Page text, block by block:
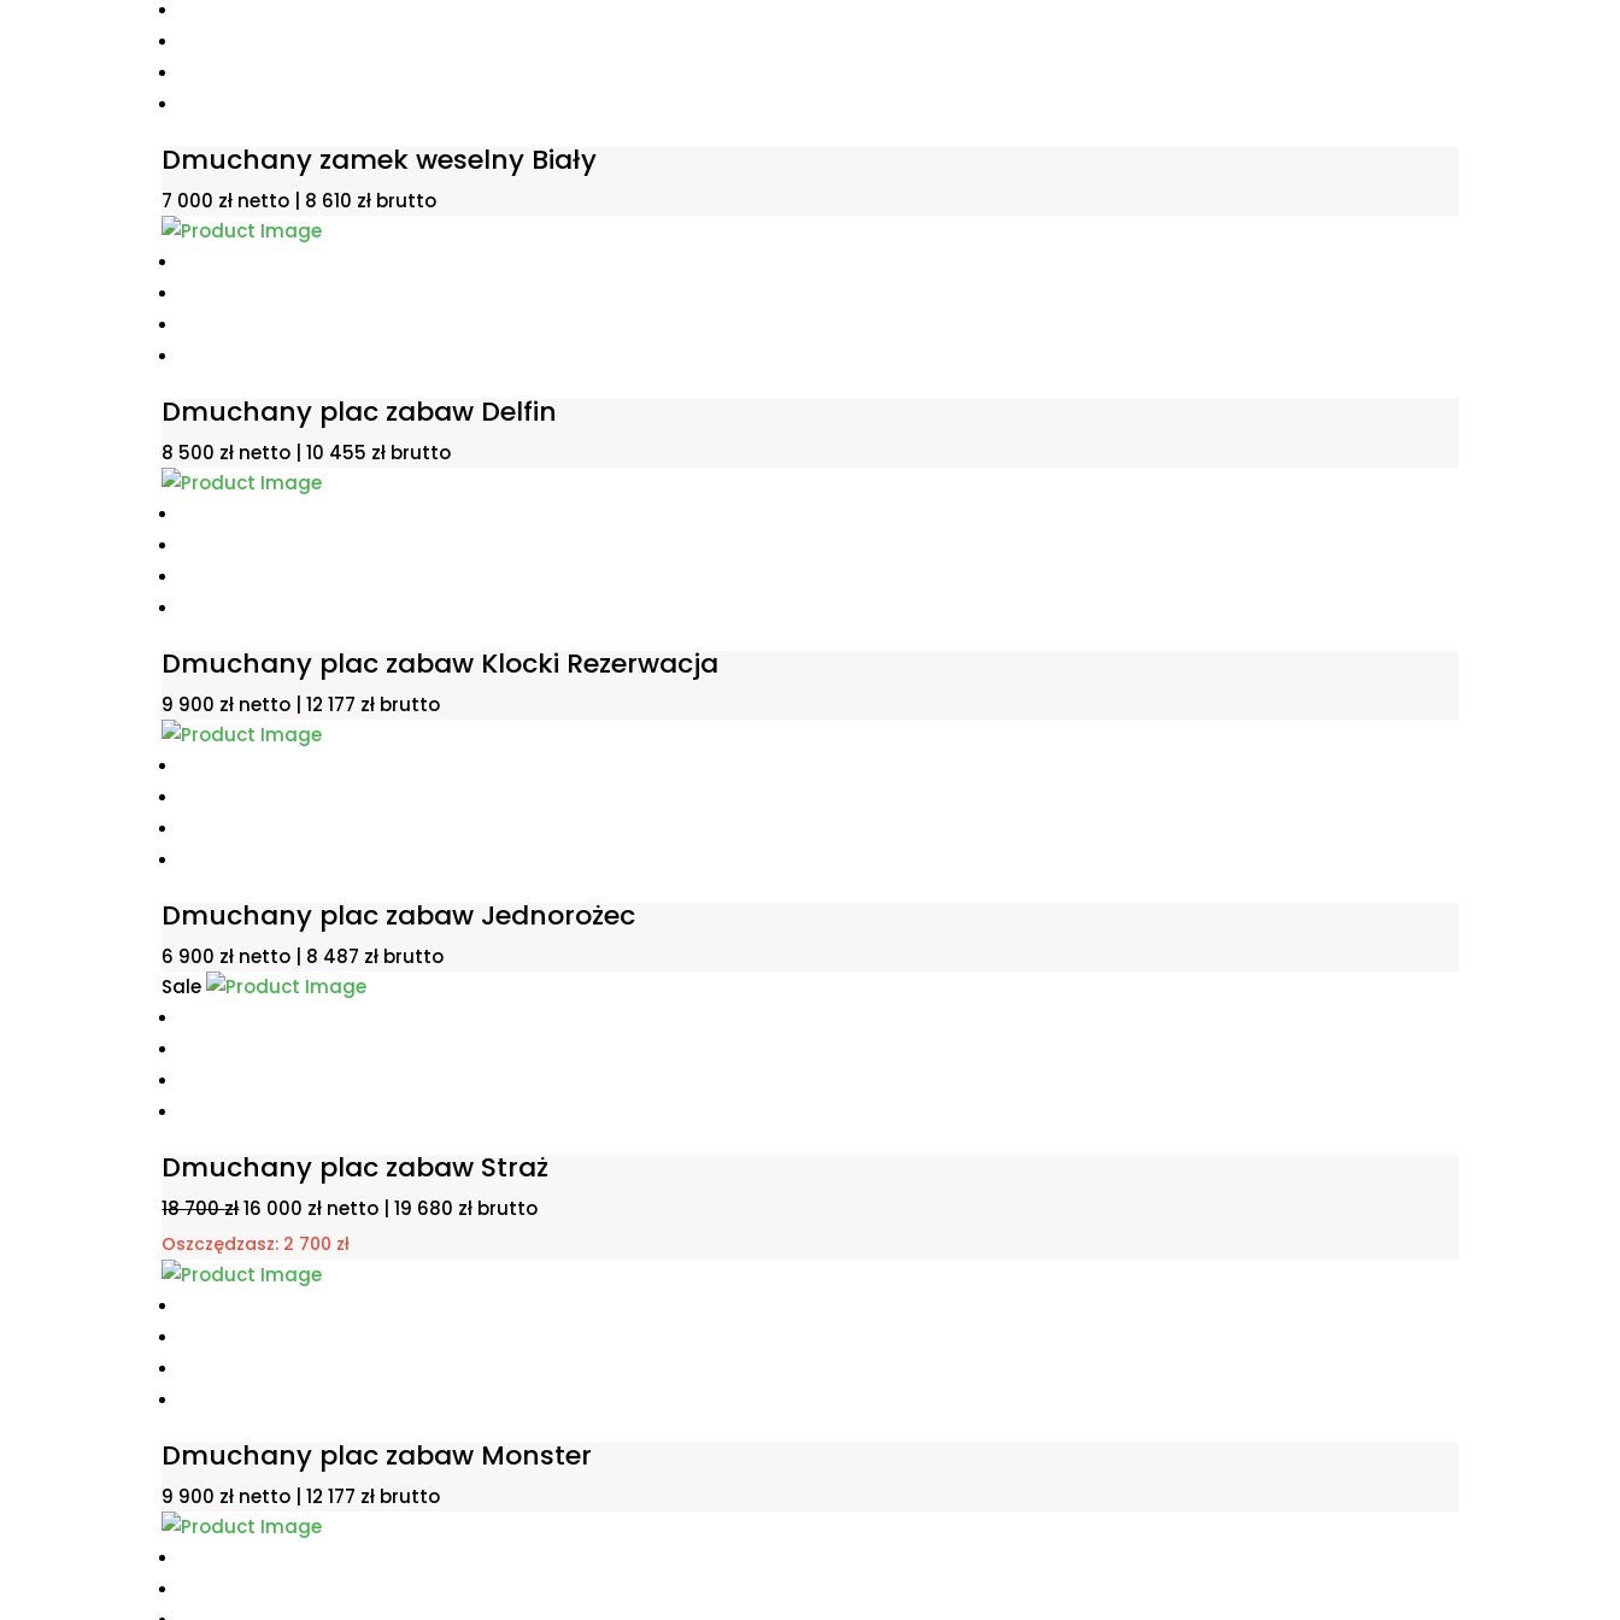
Dmuchany zamek weselny Biały
7 000 zł netto | 8 610 zł brutto
Dmuchany plac zabaw Delfin
8 500 zł netto |10 455 zł brutto
Dmuchany plac zabaw Klocki Rezerwacja
9 900 zł netto |12 177 zł brutto
Dmuchany plac zabaw Jednorożec
6 900 zł netto | 8 487 zł brutto
Sale
Dmuchany plac zabaw Straż
18 700złPierwotna
cena
wynosiła:
16 000 złAktualna
cena
wynosi:
netto |19 680 zł brutto
Oszczędzasz: 2 700 zł
Dmuchany plac zabaw Monster
9 900 zł netto |12 177 zł brutto